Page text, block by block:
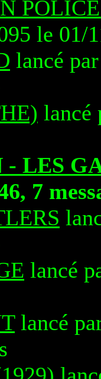
le 01/
lancé
lancé
LES
7
lancé
lancé